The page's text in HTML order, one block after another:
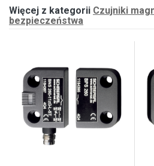
Więcej z kategorii Czujniki
bezpieczeństwa